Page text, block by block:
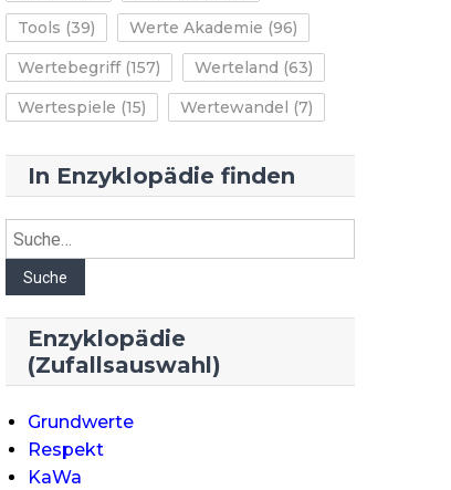
Tools (39) Werte Akademie (96)
Wertebegriff(157) Werteland (63)
Wertespiele (15) Wertewandel (7)
In Enzyklopädie finden
Suche
Suche
Enzyklopädie
(Zufallsauswahl)
Grundwerte
Respekt
KaWa